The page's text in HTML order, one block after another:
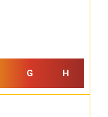
G H